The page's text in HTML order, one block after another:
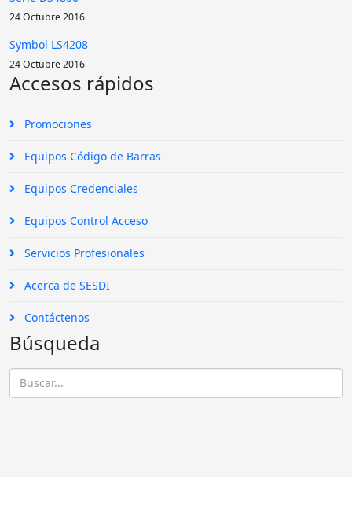
24 Octubre 2016
Symbol LS4208
24 Octubre 2016
Accesos rápidos
Promociones
Equipos Código de Barras
Equipos Credenciales
Equipos Control Acceso
Servicios Profesionales
Acerca de SESDI
Contáctenos
Búsqueda